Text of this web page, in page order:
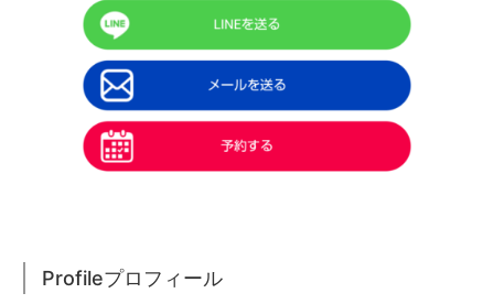
Profileプロフィール